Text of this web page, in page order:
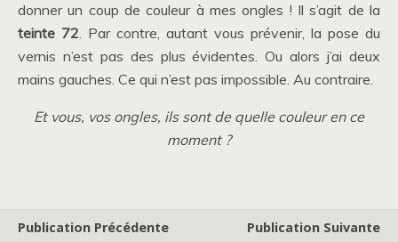
donner un coup de couleur à mes ongles ! Il s’agit de la
teinte 72. Par contre, autant vous prévenir, la pose du
vernis n’est pas des plus évidentes. Ou alors j’ai deux
mains gauches. Ce qui n’est pas impossible. Au contraire.
Et vous, vos ongles, ils sont de quelle couleur en ce
moment ?
Publication Précédente
Publication Suivante